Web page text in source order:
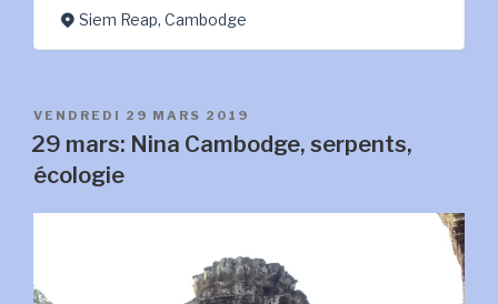
Siem Reap, Cambodge
PUBLIÉ
LE
VENDREDI 29 MARS 2019
29 mars: Nina Cambodge, serpents,
écologie